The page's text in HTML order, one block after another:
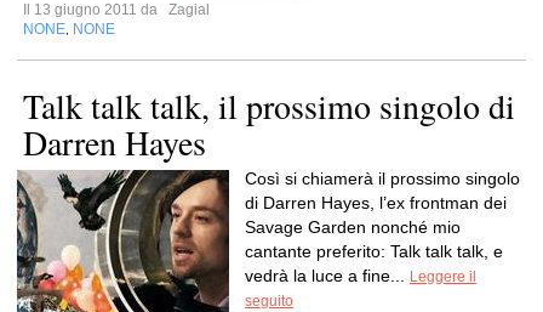
Il 13 giugno 2011 da
Zagial
NONE NONE
Talk talk talk, il prossimo singolo di
Darren Hayes
Così si chiamerà il prossimo singolo
di Darren Hayes, l’ex frontman dei
Savage Garden nonché mio
cantante preferito: Talk talk talk, e
vedrà la luce a fine...
Leggere il
seguito